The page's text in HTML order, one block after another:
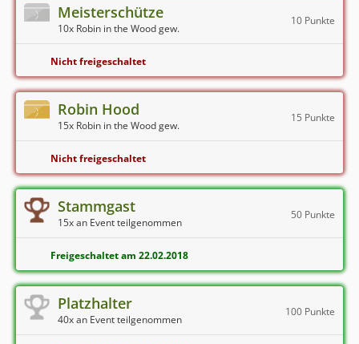
Meisterschütze
10x Robin in the Wood gew.
10 Punkte
Nicht freigeschaltet
Robin Hood
15x Robin in the Wood gew.
15 Punkte
Nicht freigeschaltet
Stammgast
15x an Event teilgenommen
50 Punkte
Freigeschaltet am 22.02.2018
Platzhalter
40x an Event teilgenommen
100 Punkte